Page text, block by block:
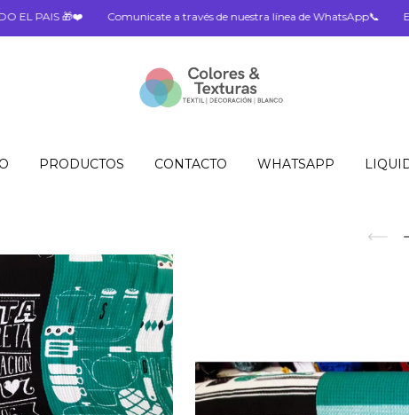
Comunicate a través de nuestra línea de WhatsApp📞 ENVIO A TODO
PRODUCTOS CONTACTO WHATSAPP